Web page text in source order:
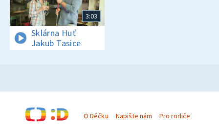
3:03
Sklárna Huť
Jakub Tasice
O Déčku Napište nám Pro rodiče